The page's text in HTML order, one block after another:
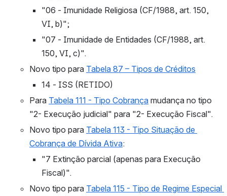
"06 - Imunidade Religiosa (CF/1988, art. 150,
VI, b)";
"07 - Imunidade de Entidades (CF/1988, art.
150, VI, c)".
Novo tipo para Tabela 87 – Tipos de Créditos
14 - ISS (RETIDO)
Para Tabela 111 - Tipo Cobrança mudança no tipo
"2- Execução judicial" para "2- Execução Fiscal".
Novo tipo para Tabela 113 - Tipo Situação de
Cobrança de Dívida Ativa:
"7 Extinção parcial (apenas para Execução
Fiscal)".
Novo tipo para Tabela 115 - Tipo de Regime Especial